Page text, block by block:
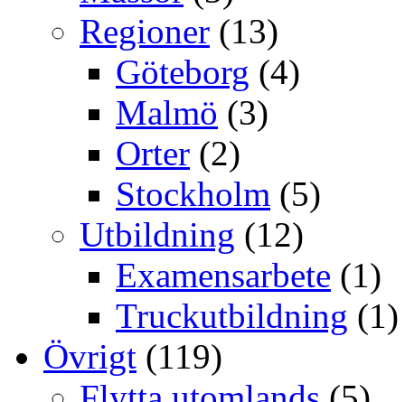
Regioner (13)
Göteborg (4)
Malmö (3)
Orter (2)
Stockholm (5)
Utbildning (12)
Examensarbete (1)
Truckutbildning (1)
Övrigt (119)